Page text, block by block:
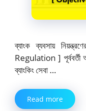
ব্যাংক ব্যবসায়
Regulation ] পূর্ববর্তী
ব্যাংকিং সেবা …
Read more